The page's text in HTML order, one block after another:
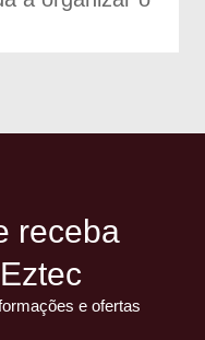
receba
e ofertas